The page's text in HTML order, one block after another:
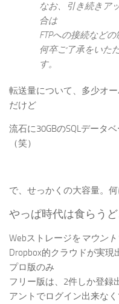
なお、引き続きア
合は
FTPへの接続など
何卒ご了承をいた
す。
転送量について、多少オ
だけど
流石に30GBのSQLデータ
（笑）
で、せっかくの大容量。
やっぱ時代は食らう
Webストレージを マウン
Dropbox的クラウドが実
プロ版のみ
フリー版は、2件しか登録
アントでログイン出来な